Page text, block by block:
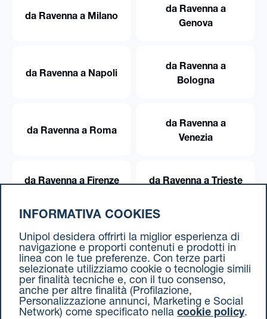
da Ravenna a Milano
da Ravenna a
Genova
da Ravenna a Napoli
da Ravenna a
Bologna
da Ravenna a Roma
da Ravenna a
Venezia
da Ravenna a Firenze da Ravenna a Trieste
INFORMATIVA COOKIES
Unipol desidera offrirti la miglior esperienza di
navigazione e proporti contenuti e prodotti in
linea con le tue preferenze. Con terze parti
selezionate utilizziamo cookie o tecnologie simili
per finalità tecniche e, con il tuo consenso,
anche per altre finalità (Profilazione,
Personalizzazione annunci, Marketing e Social
Network) come specificato nella cookie policy.